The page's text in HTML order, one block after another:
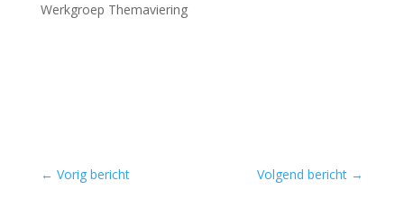
Werkgroep Themaviering
← Vorig bericht Volgend bericht →